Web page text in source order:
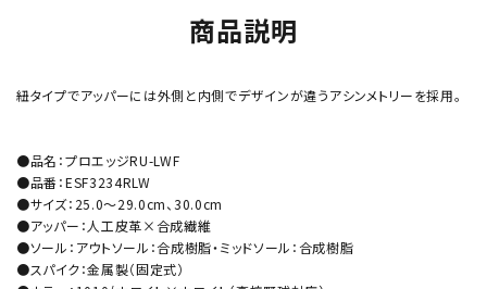
商品説明
紐タイプでアッパーには外側と内側でデザインが違うアシンメトリーを採用。
●品名：プロエッジRU-LWF
●品番：ESF3234RLW
●サイズ：25.0～29.0cm、30.0cm
●アッパー：人工皮革×合成繊維
●ソール：アウトソール：合成樹脂・ミッドソール：合成樹脂
●スパイク：金属製（固定式）